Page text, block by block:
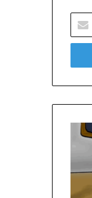
your
Email
হাদিসের
আলোকে
সুন্নাত
পদ্ধতি,